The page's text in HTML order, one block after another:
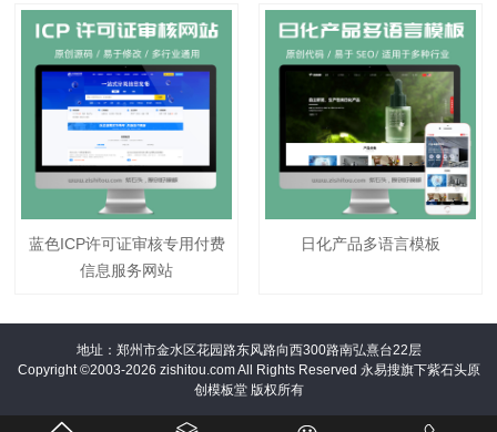
蓝色ICP许可证审核专用付费
信息服务网站
日化产品多语言模板
地址：郑州市金水区花园路东风路向西300路南弘熹台22层
Copyright ©2003-2026 zishitou.com All Rights Reserved 永易搜旗下紫石头原
创模板堂 版权所有